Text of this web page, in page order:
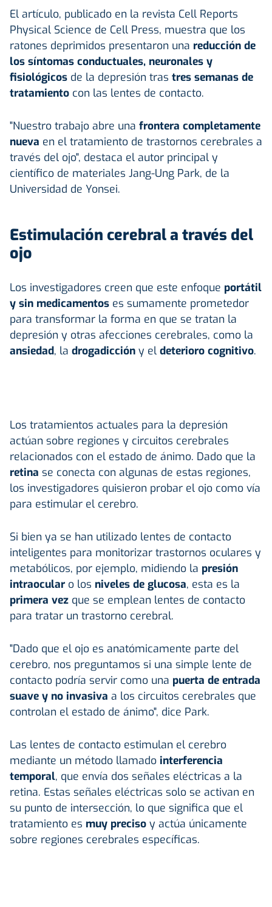
El artículo, publicado en la revista Cell Reports
Physical Science de Cell Press, muestra que los
ratones deprimidos presentaron una reducción de
los síntomas conductuales, neuronales y
fisiológicos de la depresión tras tres semanas de
tratamiento con las lentes de contacto.
"Nuestro trabajo abre una frontera completamente
nueva en el tratamiento de trastornos cerebrales a
través del ojo", destaca el autor principal y
científico de materiales Jang-Ung Park, de la
Universidad de Yonsei.
Estimulación cerebral a través del
ojo
Los investigadores creen que este enfoque portátil
y sin medicamentos es sumamente prometedor
para transformar la forma en que se tratan la
depresión y otras afecciones cerebrales, como la
ansiedad, la drogadicción y el deterioro cognitivo.
Los tratamientos actuales para la depresión
actúan sobre regiones y circuitos cerebrales
relacionados con el estado de ánimo. Dado que la
retina se conecta con algunas de estas regiones,
los investigadores quisieron probar el ojo como vía
para estimular el cerebro.
Si bien ya se han utilizado lentes de contacto
inteligentes para monitorizar trastornos oculares y
metabólicos, por ejemplo, midiendo la presión
intraocular o los niveles de glucosa, esta es la
primera vez que se emplean lentes de contacto
para tratar un trastorno cerebral.
"Dado que el ojo es anatómicamente parte del
cerebro, nos preguntamos si una simple lente de
contacto podría servir como una puerta de entrada
suave y no invasiva a los circuitos cerebrales que
controlan el estado de ánimo", dice Park.
Las lentes de contacto estimulan el cerebro
mediante un método llamado interferencia
temporal, que envía dos señales eléctricas a la
retina. Estas señales eléctricas solo se activan en
su punto de intersección, lo que significa que el
tratamiento es muy preciso y actúa únicamente
sobre regiones cerebrales específicas.